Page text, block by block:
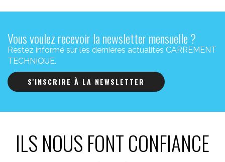
Vous voulez recevoir la newsletter mensuelle ?
Restez informé sur les dernières actualités CARREMENT
TECHNIQUE.
S'INSCRIRE À LA NEWSLETTER
ILS NOUS FONT CONFIANCE